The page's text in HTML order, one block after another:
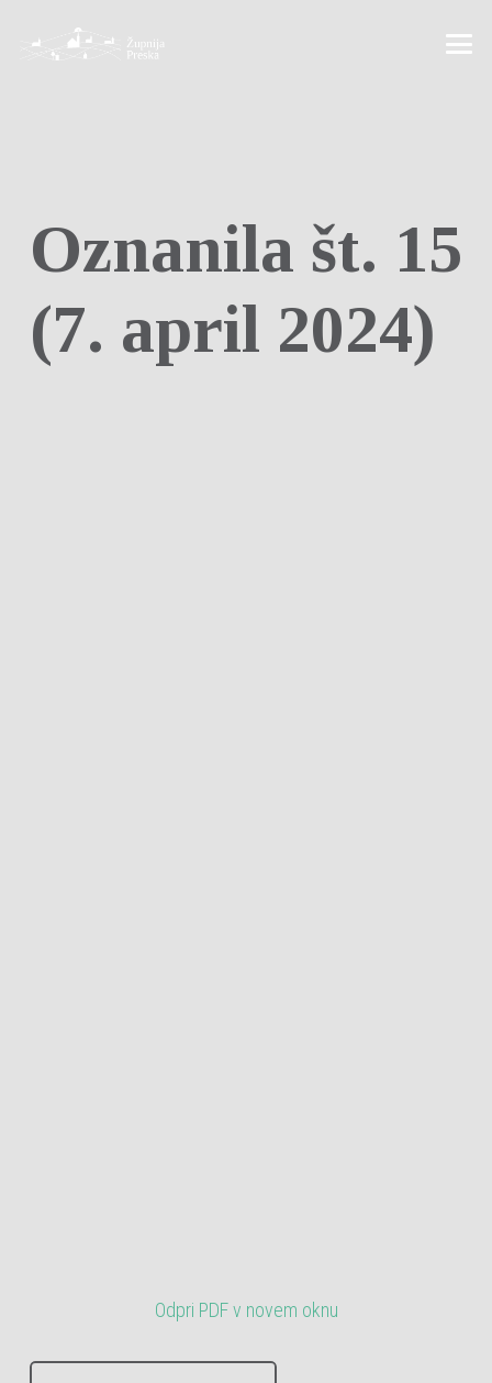
Oznanila št. 15
(7. april 2024)
Odpri PDF v novem oknu